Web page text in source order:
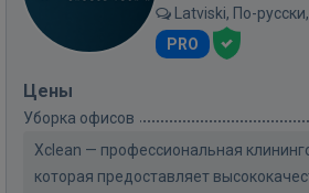
Latviski, По-
PRO
Цены
Уборка офисов
Xclean — профессиональная
которая предоставляет